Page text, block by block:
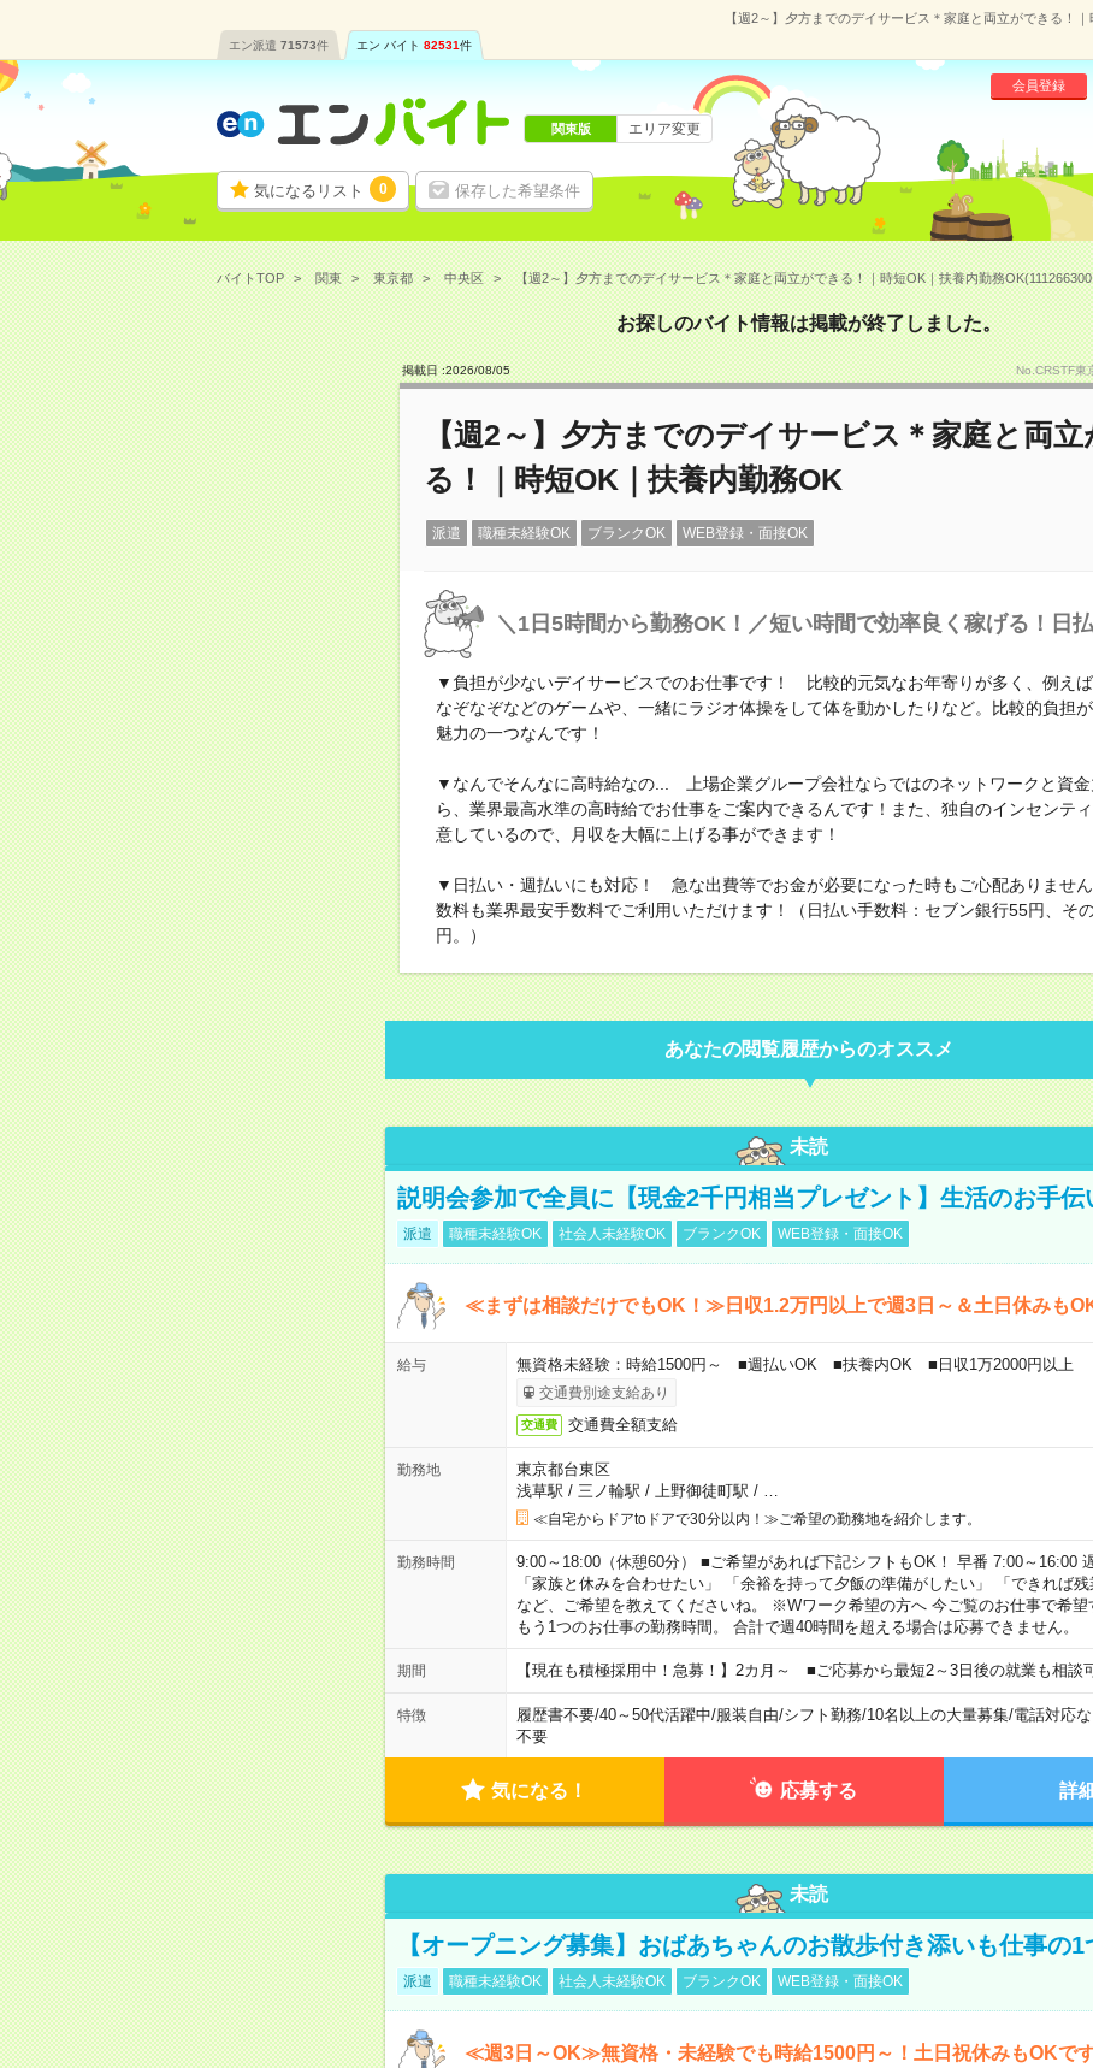
【週2～】夕方までのデイサービス＊家庭と両立ができる！
エン派遣 71573件 エン バイト 82531件
気になるリスト 0 保存した希望条件
会員登録
関東版 エリア変更
バイトTOP 関東 東京都 中央区 【週2～】夕方までのデイサービス＊家庭と両立ができる！｜時短OK｜扶養内勤務
お探しのバイト情報は掲載が終了しました。
掲載日 :2026/08/05 No.CRSTF東
【週2～】夕方までのデイサービス＊家庭と両立
る！｜時短OK｜扶養内勤務OK
派遣 職種未経験OK ブランクOK WEB登録・面接OK
＼1日5時間から勤務OK！／短い時間で効率良く稼げる！日
▼負担が少ないデイサービスでのお仕事です！ 比較的元気なお年寄りが多く、例え
なぞなぞなどのゲームや、一緒にラジオ体操をして体を動かしたりなど。比較的負担
魅力の一つなんです！
▼なんでそんなに高時給なの... 上場企業グループ会社ならではのネットワークと資
ら、業界最高水準の高時給でお仕事をご案内できるんです！また、独自のインセンテ
意しているので、月収を大幅に上げる事ができます！
▼日払い・週払いにも対応！ 急な出費等でお金が必要になった時もご心配ありませ
数料も業界最安手数料でご利用いただけます！（日払い手数料：セブン銀行55円、そ
円。）
あなたの閲覧履歴からのオススメ
未読
説明会参加で全員に【現金2千円相当プレゼント】生活のお手伝
派遣 職種未経験OK 社会人未経験OK ブランクOK WEB登録・面接OK
≪まずは相談だけでもOK！≫日収1.2万円以上で週3日～＆土日休みも
給与 無資格未経験：時給1500円～ ■週払いOK ■扶養内OK ■日収1万2000円以上
交通費別途支給あり
交通費 交通費全額支給
勤務地
東京都台東区
浅草駅 / 三ノ輪駅 / 上野御徒町駅 /
≪自宅からドアtoドアで30分以内！≫ご希望の勤務地を紹介します。
勤務時間
9:00～18:00（休憩60分） ■ご希望があれば下記シフトもOK！ 早番 7:00～16:00
「家族と休みを合わせたい」 「余裕を持って夕飯の準備がしたい」 「できれば残
など、ご希望を教えてくださいね。 ※Wワーク希望の方へ 今ご覧のお仕事で希望
もう1つのお仕事の勤務時間。 合計で週40時間を超える場合は応募できません。
期間 【現在も積極採用中！急募！】2カ月～ ■ご応募から最短2～3日後の就業も相談
特徴 履歴書不要/40～50代活躍中/服装自由/シフト勤務/10名以上の大量募集/電話対応な
不要
気になる！ 応募する 詳
未読
【オープニング募集】おばあちゃんのお散歩付き添いも仕事の1
派遣 職種未経験OK 社会人未経験OK ブランクOK WEB登録・面接OK
≪週3日～OK≫無資格・未経験でも時給1500円～！土日祝休みもOKです